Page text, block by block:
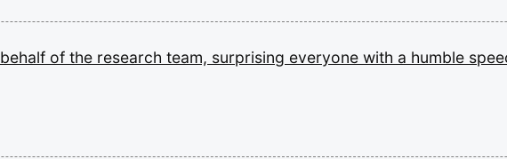
behalf of the research team, surprising everyone with a humble